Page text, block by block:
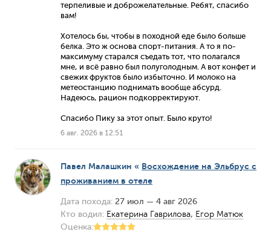
терпеливые и доброжелательные. Ребят, спасибо
вам!
Хотелось бы, чтобы в походной еде было больше
белка. Это ж основа спорт-питания. А то я по-
максимуму старался съедать тот, что полагался
мне, и всё равно был полуголодным. А вот конфет и
свежих фруктов было избыточно. И молоко на
метеостанцию поднимать вообще абсурд.
Надеюсь, рацион подкорректируют.
Спасибо Пику за этот опыт. Было круто!
6 авг. 2026 в 12:51
Павел Малашкин « Восхождение на Эльбрус с
проживанием в отеле
Дата похода: 27 июл — 4 авг 2026
Кто водил: Екатерина Гаврилова, Егор Матюк
Оценка: